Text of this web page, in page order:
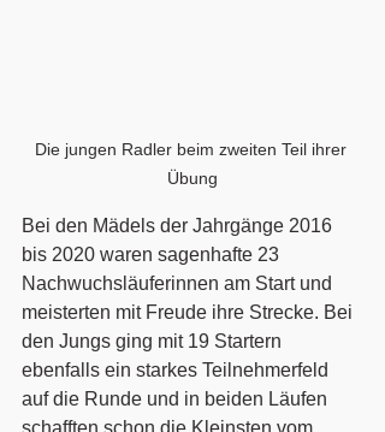
Die jungen Radler beim zweiten Teil ihrer
Übung
Bei den Mädels der Jahrgänge 2016
bis 2020 waren sagenhafte 23
Nachwuchsläuferinnen am Start und
meisterten mit Freude ihre Strecke. Bei
den Jungs ging mit 19 Startern
ebenfalls ein starkes Teilnehmerfeld
auf die Runde und in beiden Läufen